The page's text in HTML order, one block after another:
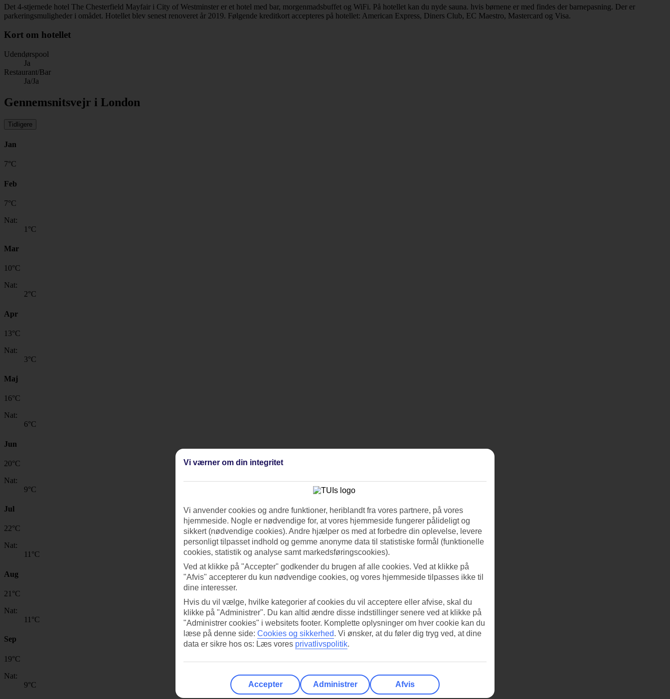
Det 4-stjernede hotel The Chesterfield Mayfair i City of Westminster er et hotel med bar, morgenmadsbuffet og WiFi. På hotellet kan du nyde sauna. hvis børnene er med findes der barnepasning. Der er
parkeringsmuligheder i omådet. Hotellet blev senest renoveret år 2019. Følgende kreditkort accepteres på hotellet: American Express, Diners Club, EC Maestro, Mastercard og Visa.
Kort om hotellet
Udendørspool
Ja
Restaurant/Bar
Ja/Ja
Gennemsnitsvejr i London
Tidligere
Jan
7°C
Feb
7°C
Nat:
1 °C
Mar
10°C
Nat:
2°C
Apr
13°C
Nat:
3°C
Maj
16°C
Nat:
6°C
Jun
20°C
Nat:
9°C
Jul
22°C
Nat:
11°C
Aug
21 °C
Nat:
11 °C
Sep
19°C
Nat:
9°C
Vi værner om din integritet
Vi anvender cookies og andre funktioner, heriblandt fra vores partnere, på vores
hjemmeside. Nogle er nødvendige for, at vores hjemmeside fungerer pålideligt og
sikkert (nødvendige cookies). Andre hjælper os med at forbedre din oplevelse, levere
personligt tilpasset indhold og gemme anonyme data til statistiske formål (funktionelle
cookies, statistik og analyse samt markedsføringscookies).
Ved at klikke på "Accepter" godkender du brugen af alle cookies. Ved at klikke på
"Afvis" accepterer du kun nødvendige cookies, og vores hjemmeside tilpasses ikke til
dine interesser.
Hvis du vil vælge, hvilke kategorier af cookies du vil acceptere eller afvise, skal du
klikke på "Administrer". Du kan altid ændre disse indstillinger senere ved at klikke på
"Administrer cookies" i websitets footer. Komplette oplysninger om hver cookie kan du
læse på denne side: Cookies og sikkerhed. Vi ønsker, at du føler dig tryg ved, at dine
data er sikre hos os: Læs vores privatlivspolitik.
Accepter Administrer Afvis